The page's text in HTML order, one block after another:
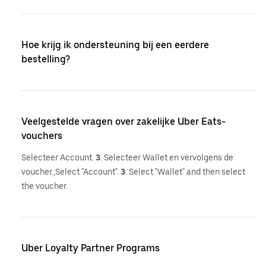
Hoe krijg ik ondersteuning bij een eerdere
bestelling?
Veelgestelde vragen over zakelijke Uber Eats-
vouchers
Selecteer Account. 3 . Selecteer Wallet en vervolgens de
voucher.,Select "Account". 3 . Select "Wallet" and then select
the voucher.
Uber Loyalty Partner Programs